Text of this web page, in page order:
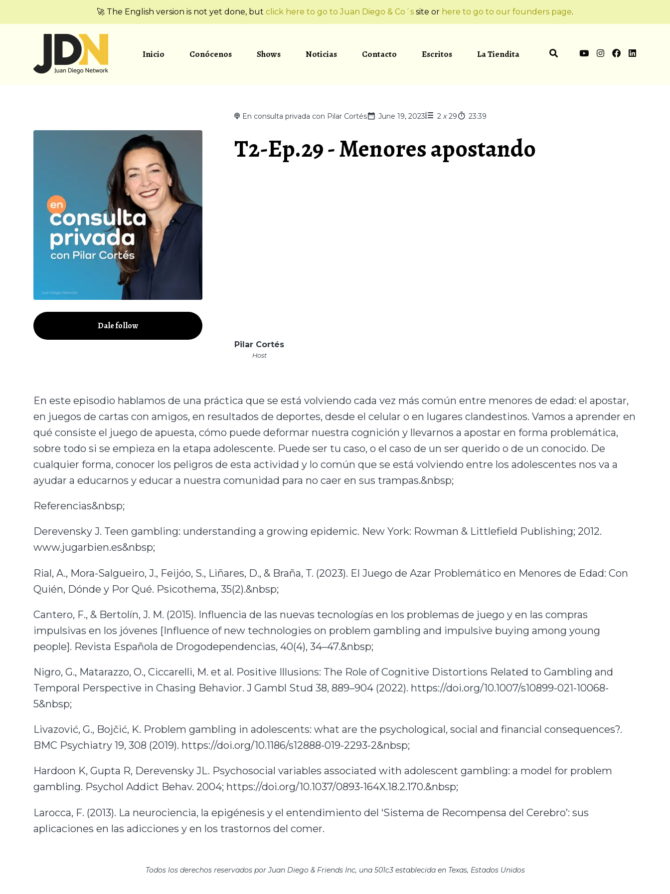
🚀 The English version is not yet done, but click here to go to Juan Diego & Co´s site or here to go to our founders page.
Inicio Conócenos Shows Noticias Contacto Escritos La Tiendita
Dale follow
En consulta privada con Pilar Cortés June 19, 2023 2 x 29 23:39
T2-Ep.29 - Menores apostando
Pilar Cortés
Host
En este episodio hablamos de una práctica que se está volviendo cada vez más común entre menores de edad: el apostar,
en juegos de cartas con amigos, en resultados de deportes, desde el celular o en lugares clandestinos. Vamos a aprender en
qué consiste el juego de apuesta, cómo puede deformar nuestra cognición y llevarnos a apostar en forma problemática,
sobre todo si se empieza en la etapa adolescente. Puede ser tu caso, o el caso de un ser querido o de un conocido. De
cualquier forma, conocer los peligros de esta actividad y lo común que se está volviendo entre los adolescentes nos va a
ayudar a educarnos y educar a nuestra comunidad para no caer en sus trampas.&nbsp;
Referencias&nbsp;
Derevensky J. Teen gambling: understanding a growing epidemic. New York: Rowman & Littlefield Publishing; 2012.
www.jugarbien.es&nbsp;
Rial, A., Mora-Salgueiro, J., Feijóo, S., Liñares, D., & Braña, T. (2023). El Juego de Azar Problemático en Menores de Edad: Con
Quién, Dónde y Por Qué. Psicothema, 35(2).&nbsp;
Cantero, F., & Bertolín, J. M. (2015). Influencia de las nuevas tecnologías en los problemas de juego y en las compras
impulsivas en los jóvenes [Influence of new technologies on problem gambling and impulsive buying among young
people]. Revista Española de Drogodependencias, 40(4), 34–47.&nbsp;
Nigro, G., Matarazzo, O., Ciccarelli, M. et al. Positive Illusions: The Role of Cognitive Distortions Related to Gambling and
Temporal Perspective in Chasing Behavior. J Gambl Stud 38, 889–904 (2022). https://doi.org/10.1007/s10899-021-10068-
5&nbsp;
Livazović, G., Bojčić, K. Problem gambling in adolescents: what are the psychological, social and financial consequences?.
BMC Psychiatry 19, 308 (2019). https://doi.org/10.1186/s12888-019-2293-2&nbsp;
Hardoon K, Gupta R, Derevensky JL. Psychosocial variables associated with adolescent gambling: a model for problem
gambling. Psychol Addict Behav. 2004; https://doi.org/10.1037/0893-164X.18.2.170.&nbsp;
Larocca, F. (2013). La neurociencia, la epigénesis y el entendimiento del ‘Sistema de Recompensa del Cerebro’: sus
aplicaciones en las adicciones y en los trastornos del comer.
Todos los derechos reservados por Juan Diego & Friends Inc, una 501c3 establecida en Texas, Estados Unidos